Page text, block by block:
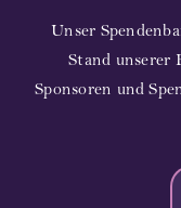
Unser
Stand unserer
Sponsoren und